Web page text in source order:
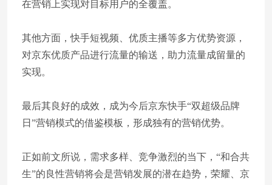
在营销上实现对目标用户的全覆盖。
其他方面，快手短视频、优质主播等多方优势资源，
对京东优质产品进行流量的输送，助力流量成留量的
实现。
最后其良好的成效，成为今后京东快手“双超级品牌
日”营销模式的借鉴模板，形成独有的营销优势。
正如前文所说，需求多样、竞争激烈的当下，“和合共
生”的良性营销将会是营销发展的潜在趋势，荣耀、京